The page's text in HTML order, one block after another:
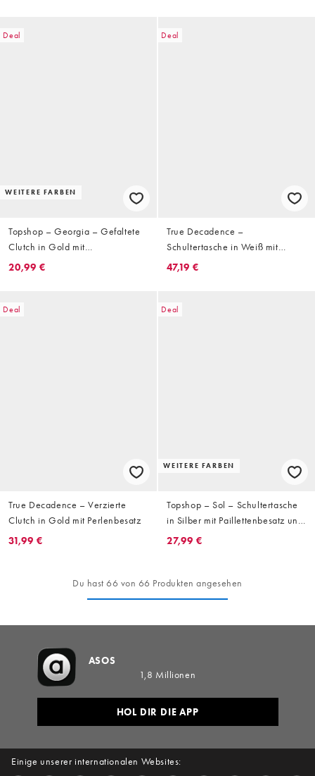
Deal
WEITERE FARBEN
Topshop – Georgia – Gefaltete
Clutch in Gold mit
Paillettenbesatz
20,99 €
Deal
True Decadence –
Schultertasche in Weiß mit
Pailletten und Perlen
47,19 €
Deal
True Decadence – Verzierte
Clutch in Gold mit Perlenbesatz
31,99 €
Deal
WEITERE FARBEN
Topshop – Sol – Schultertasche
in Silber mit Paillettenbesatz und
Ledergriff
27,99 €
Du hast 66 von 66 Produkten angesehen
Einige unserer internationalen Websites:
ASOS
1,8 Millionen
HOL DIR DIE APP